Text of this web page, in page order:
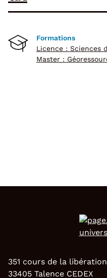
Formations
Licence : Sciences
Master :
351 cours de la libération
33405 Talence CEDEX